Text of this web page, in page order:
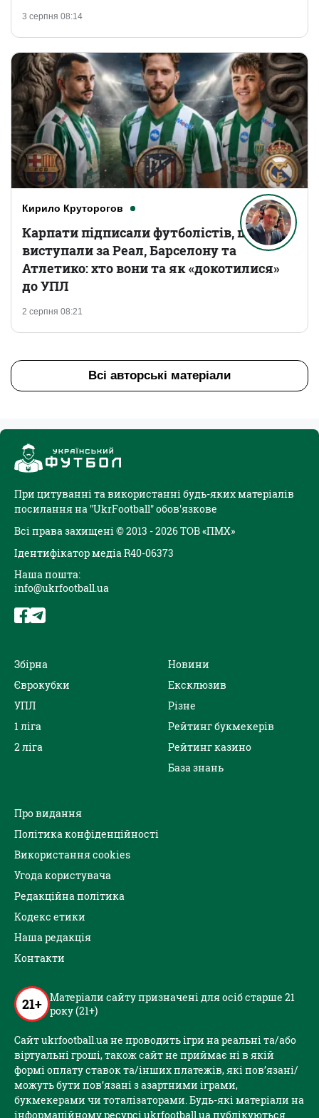
3 серпня 08:14
Кирило Круторогов
2 серпня 08:21
Карпати підписали футболістів, що
виступали за Реал, Барселону та
Атлетико: хто вони та як «докотилися»
до УПЛ
Всі авторські матеріали
При цитуванні та використанні будь-яких матеріалів
посилання на "UkrFootball" обов'язкове
Всі права захищені © 2013 - 2026 ТОВ «ПМХ»
Ідентифікатор медіа R40-06373
Наша пошта:
info@ukrfootball.ua
Збірна
Єврокубки
УПЛ
1 ліга
2 ліга
Новини
Ексклюзив
Різне
Рейтинг букмекерів
Рейтинг казино
База знань
Про видання
Політика конфіденційності
Використання cookies
Угода користувача
Редакційна політика
Кодекс етики
Наша редакція
Контакти
21+ Матеріали сайту призначені для осіб старше 21
року (21+)
Сайт ukrfootball.ua не проводить ігри на реальні та/або
віртуальні гроші, також сайт не приймає ні в якій
формі оплату ставок та/інших платежів, які пов’язані/
можуть бути пов’язані з азартними іграми,
букмекерами чи тоталізаторами. Будь-які матеріали на
інформаційному ресурсі ukrfootball.ua публікуються